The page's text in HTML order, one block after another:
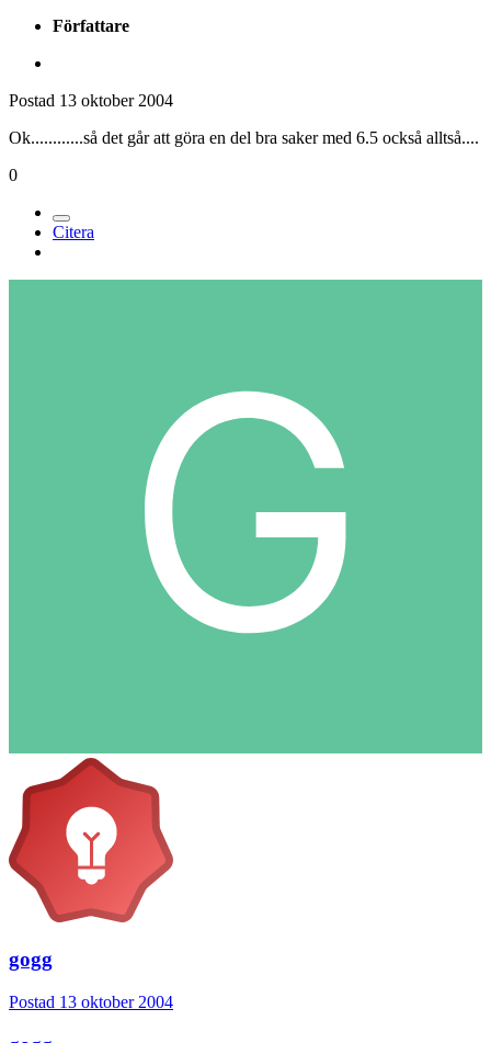
Författare
Postad 13 oktober 2004
Ok............så det går att göra en del bra saker med 6.5 också alltså....
0
Citera
gogg
Postad 13 oktober 2004